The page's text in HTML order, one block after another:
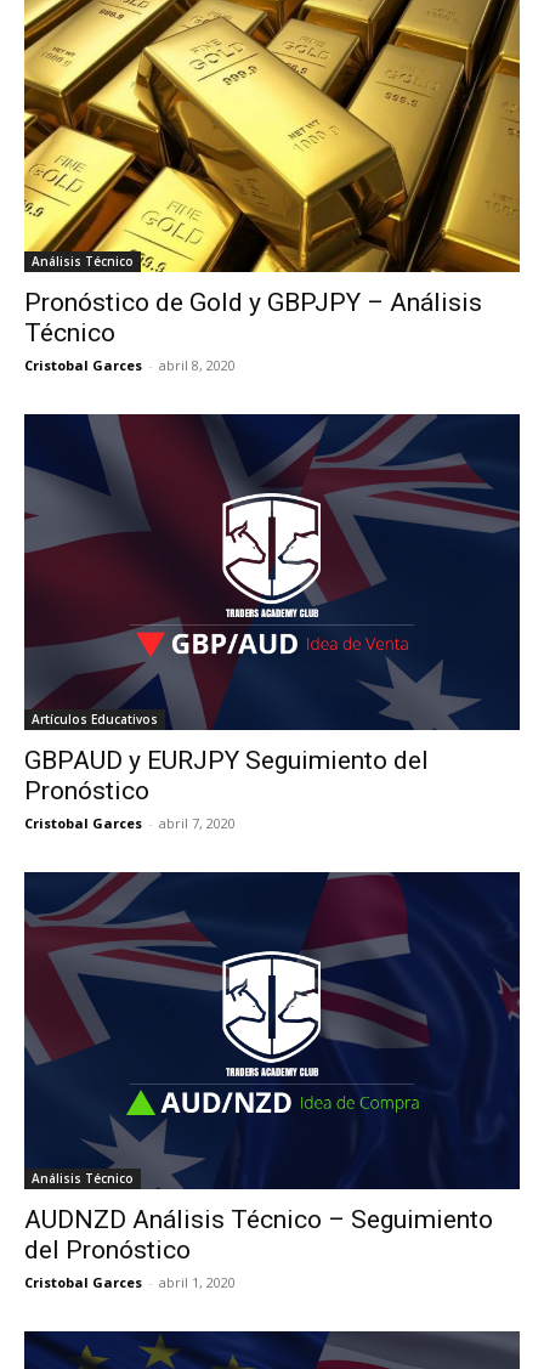
Análisis Técnico
Pronóstico de Gold y GBPJPY – Análisis
Técnico
Cristobal Garces - abril 8, 2020
Artículos Educativos
GBPAUD y EURJPY Seguimiento del
Pronóstico
Cristobal Garces - abril 7, 2020
Análisis Técnico
AUDNZD Análisis Técnico – Seguimiento
del Pronóstico
Cristobal Garces - abril 1, 2020